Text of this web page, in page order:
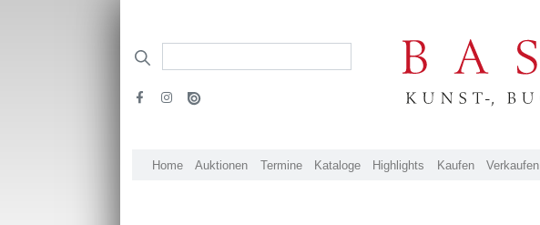
Home Auktionen Termine Kataloge Highlights Kaufen Verkaufen